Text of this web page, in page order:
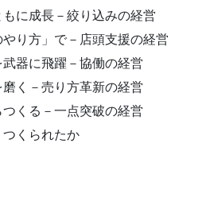
に成長－絞り込みの経営
り方」で－店頭支援の経営
器に飛躍－協働の経営
く－売り方革新の経営
くる－一点突破の経営
くられたか